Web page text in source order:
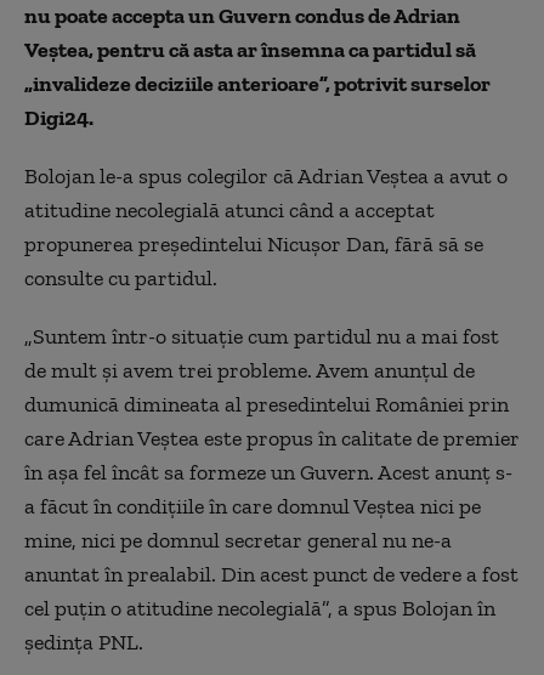
nu poate accepta un Guvern condus de Adrian
Veștea, pentru că asta ar însemna ca partidul să
„invalideze deciziile anterioare”, potrivit surselor
Digi24.
Bolojan le-a spus colegilor că Adrian Veștea a avut o
atitudine necolegială atunci când a acceptat
propunerea președintelui Nicușor Dan, fără să se
consulte cu partidul.
„Suntem într-o situație cum partidul nu a mai fost
de mult și avem trei probleme. Avem anunțul de
dumunică dimineata al presedintelui României prin
care Adrian Veștea este propus în calitate de premier
în așa fel încât sa formeze un Guvern. Acest anunț s-
a făcut în condițiile în care domnul Veștea nici pe
mine, nici pe domnul secretar general nu ne-a
anuntat în prealabil. Din acest punct de vedere a fost
cel puțin o atitudine necolegială”, a spus Bolojan în
ședința PNL.